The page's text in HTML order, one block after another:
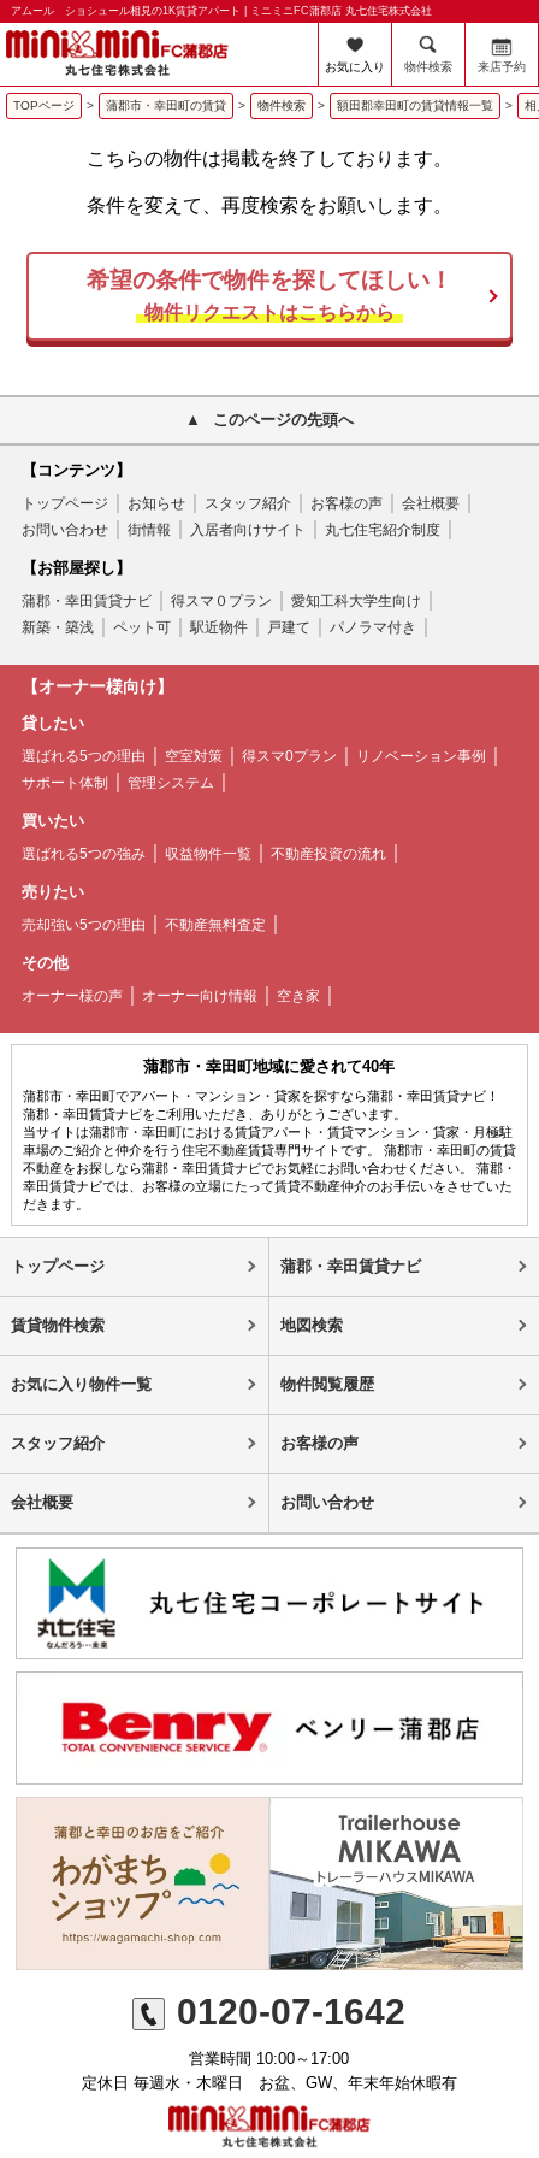
アムール ショシュール相見の1K賃貸アパート | ミニミニFC蒲郡店 丸七住宅株式会社
お気に入り 物件検索 来店予約
TOPページ > 蒲郡市・幸田町の賃貸 > 物件検索 > 額田郡幸田町の賃貸情報一覧 > 相
こちらの物件は掲載を終了しております。
条件を変えて、再度検索をお願いします。
希望の条件で物件を探してほしい！
物件リクエストはこちらから
このページの先頭へ
【コンテンツ】
トップページ お知らせ スタッフ紹介 お客様の声
会社概要
お問い合わせ
街情報 入居者向けサイト 丸七住宅紹介制度
【お部屋探し】
蒲郡・幸田賃貸ナビ 得スマ０プラン
愛知工科大学生向け
新築・築浅
ペット可 駅近物件 戸建て パノラマ付き
【オーナー様向け】
貸したい
選ばれる5つの理由 空室対策 得スマ0プラン
リノベーション事例
サポート体制
管理システム
買いたい
選ばれる5つの強み 収益物件一覧 不動産投資の流れ
売りたい
売却強い5つの理由 不動産無料査定
その他
オーナー様の声 オーナー向け情報 空き家
蒲郡市・幸田町地域に愛されて40年
蒲郡市・幸田町でアパート・マンション・貸家を探すなら蒲郡・幸田賃貸ナビ！
蒲郡・幸田賃貸ナビをご利用いただき、ありがとうございます。
当サイトは蒲郡市・幸田町における賃貸アパート・賃貸マンション・貸家・月極駐
車場のご紹介と仲介を行う住宅不動産賃貸専門サイトです。 蒲郡市・幸田町の賃貸
不動産をお探しなら蒲郡・幸田賃貸ナビでお気軽にお問い合わせください。 蒲郡・
幸田賃貸ナビでは、お客様の立場にたって賃貸不動産仲介のお手伝いをさせていた
だきます。
トップページ 蒲郡・幸田賃貸ナビ
賃貸物件検索 地図検索
お気に入り物件一覧 物件閲覧履歴
スタッフ紹介 お客様の声
会社概要 お問い合わせ
0120-07-1642
営業時間 10:00～17:00
定休日 毎週水・木曜日 お盆、GW、年末年始休暇有